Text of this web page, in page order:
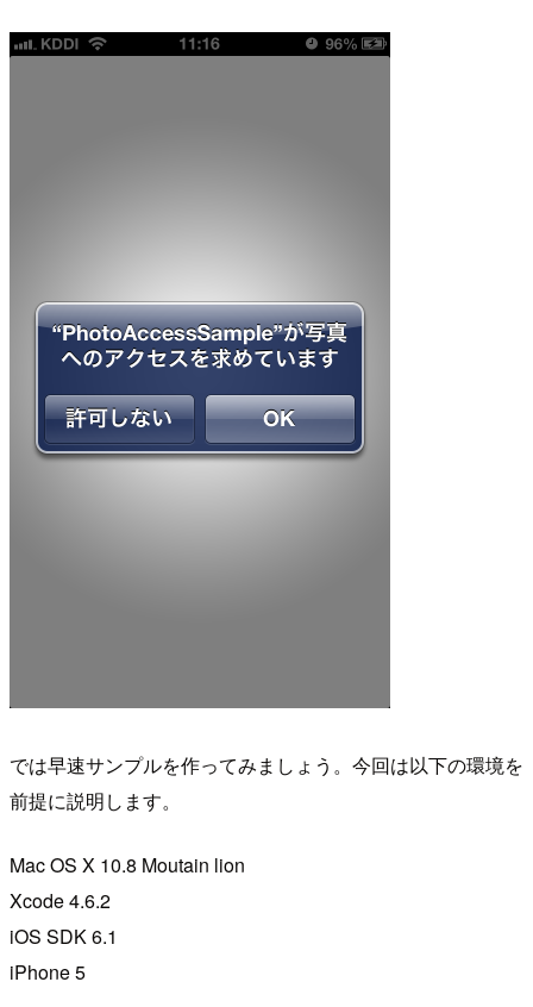
では早速サンプルを作ってみましょう。今回は以下の環境を
前提に説明します。
Mac OS X 10.8 Moutain lion
Xcode 4.6.2
iOS SDK 6.1
iPhone 5